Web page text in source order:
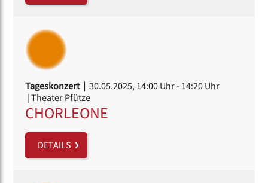
Tageskonzert | 30.05.2025, 14:00 Uhr- 14:20 Uhr
| Theater Pfütze
CHORLEONE
DETAILS